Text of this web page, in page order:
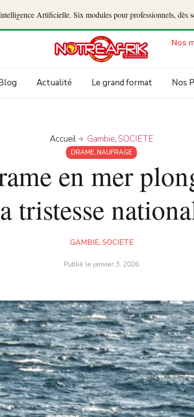
Artificielle. Six modules pour professionnels, dès
Nos
Actualité Le grand format Nos
Accueil Gambie, SOCIETE
DRAME, NAUFRAGE
en mer
tristesse
GAMBIE, SOCIETE
Publié le janvier 3, 2026